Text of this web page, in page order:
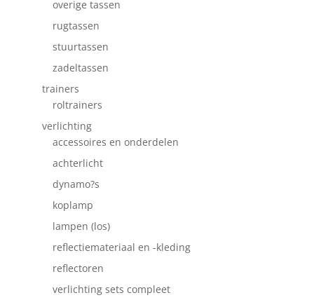
overige tassen
rugtassen
stuurtassen
zadeltassen
trainers
roltrainers
verlichting
accessoires en onderdelen
achterlicht
dynamo?s
koplamp
lampen (los)
reflectiemateriaal en -kleding
reflectoren
verlichting sets compleet